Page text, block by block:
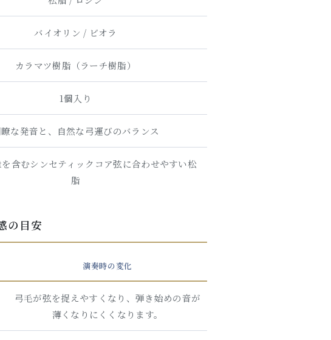
バイオリン / ビオラ
カラマツ樹脂（ラーチ樹脂）
1個入り
な発音と、自然な弓運びのバランス
含むシンセティックコア弦に合わせやすい松
脂
の目安
演奏時の変化
弓毛が弦を捉えやすくなり、弾き始めの音が
薄くなりにくくなります。